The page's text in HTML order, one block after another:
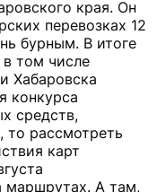
края. Он
перевозках 12
бурным. В итоге
том числе
Хабаровска
конкурса
средств,
то рассмотреть
карт
маршрутах. А там,